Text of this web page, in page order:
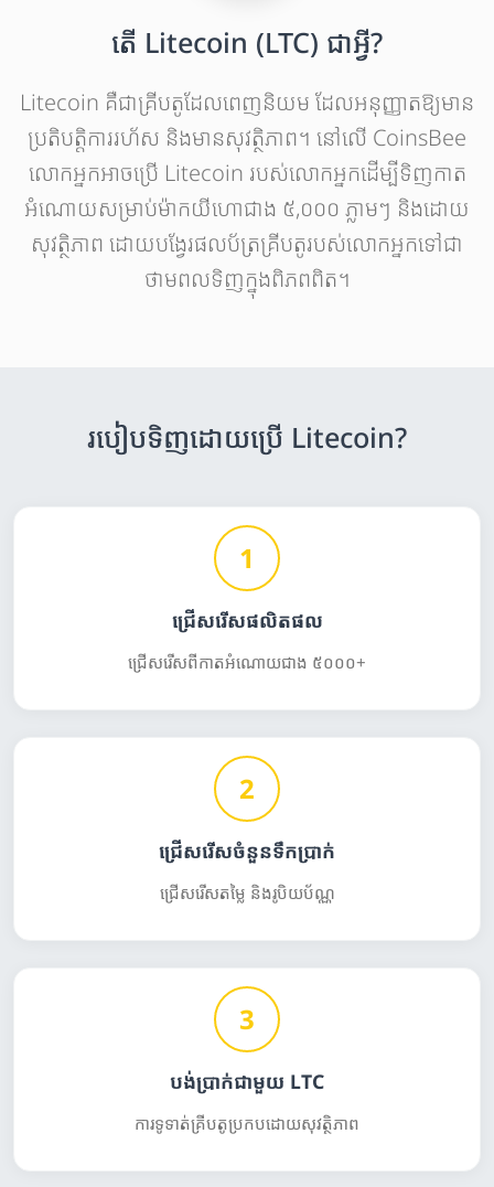
តើ Litecoin (LTC) ជាអ្វី?
Litecoin គឺជាគ្រីបតូដែលពេញនិយម ដែលអនុញ្ញាតឱ្យមាន
ប្រតិបត្តិការរហ័ស និងមានសុវត្ថិភាព។ នៅលើ CoinsBee
លោកអ្នកអាចប្រើ Litecoin របស់លោកអ្នកដើម្បីទិញកាត
អំណោយសម្រាប់ម៉ាកយីហោជាង ៥,០០០ ភ្លាមៗ និងដោយ
សុវត្ថិភាព ដោយបង្វែរផលប័ត្រគ្រីបតូរបស់លោកអ្នកទៅជា
ថាមពលទិញក្នុងពិភពពិត។
របៀបទិញដោយប្រើ Litecoin?
1
ជ្រើសរើសផលិតផល
ជ្រើសរើសពីកាតអំណោយជាង ៥០០០+
2
ជ្រើសរើសចំនួនទឹកប្រាក់
ជ្រើសរើសតម្លៃ និងរូបិយប័ណ្ណ
3
បង់ប្រាក់ជាមួយ LTC
ការទូទាត់គ្រីបតូប្រកបដោយសុវត្ថិភាព